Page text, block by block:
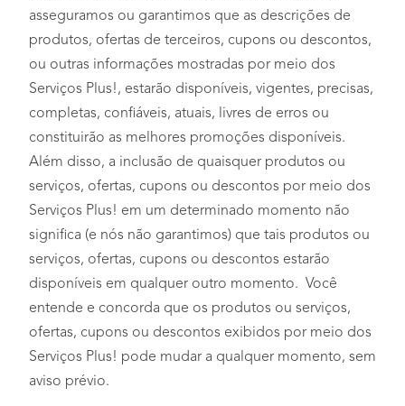
asseguramos ou garantimos que as descrições de
produtos, ofertas de terceiros, cupons ou descontos,
ou outras informações mostradas por meio dos
Serviços Plus!, estarão disponíveis, vigentes, precisas,
completas, confiáveis, atuais, livres de erros ou
constituirão as melhores promoções disponíveis.
Além disso, a inclusão de quaisquer produtos ou
serviços, ofertas, cupons ou descontos por meio dos
Serviços Plus! em um determinado momento não
significa (e nós não garantimos) que tais produtos ou
serviços, ofertas, cupons ou descontos estarão
disponíveis em qualquer outro momento. Você
entende e concorda que os produtos ou serviços,
ofertas, cupons ou descontos exibidos por meio dos
Serviços Plus! pode mudar a qualquer momento, sem
aviso prévio.